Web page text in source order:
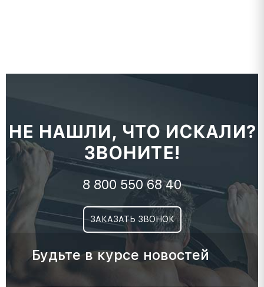
НЕ НАШЛИ, ЧТО ИСКАЛИ?
ЗВОНИТЕ!
8 800 550 68 40
ЗАКАЗАТЬ ЗВОНОК
Будьте в курсе новостей